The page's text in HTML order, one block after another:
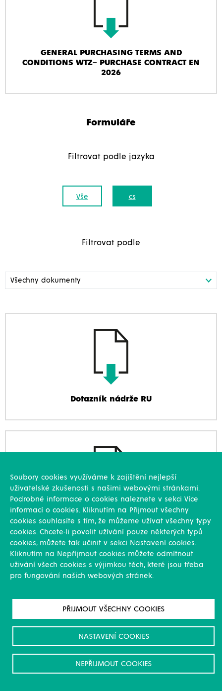
GENERAL PURCHASING TERMS AND
CONDITIONS WTZ– PURCHASE CONTRACT EN
2026
Formuláře
Filtrovat podle jazyka
Vše cs
Filtrovat podle
Dotazník nádrže RU
Dotazník ČOV RU
Dotazník BPS RU
Soubory cookies využíváme k zajištění nejlepší
uživatelské zkušenosti s našimi webovými stránkami.
Podrobné informace o cookies naleznete v sekci Více
informací o cookies. Kliknutím na Přijmout všechny
cookies souhlasíte s tím, že můžeme užívat všechny typy
cookies. Chcete-li povolit užívání pouze některých typů
cookies, můžete tak učinit v sekci Nastavení cookies.
Kliknutím na Nepříjmout cookies můžete odmítnout
uživání všech cookies s výjimkou těch, které jsou třeba
pro fungování našich webových stránek.
PŘIJMOUT VŠECHNY COOKIES
NASTAVENÍ COOKIES
NEPŘIJMOUT COOKIES